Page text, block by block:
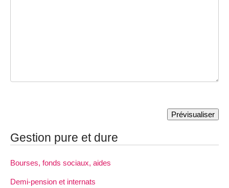
Gestion pure et dure
Bourses, fonds sociaux, aides
Demi-pension et internats